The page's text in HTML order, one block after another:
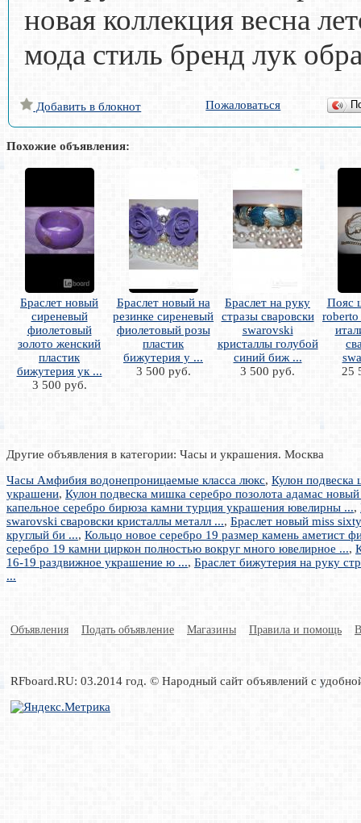
новая коллекция весна
мода стиль бренд лук
Добавить в блокнот Пожаловаться
Похожие объявления:
Браслет новый
сиреневый
фиолетовый
золото женский
пластик
бижутерия ук ...
3 500 руб.
Браслет новый на
резинке сиреневый
фиолетовый розы
пластик
бижутерия у ...
3 500 руб.
Браслет на руку
стразы сваровски
swarovski
кристаллы голубой
синий биж ...
3 500 руб.
Пояс
25
Другие объявления в категории: Часы и украшения. Москва
Часы Амфибия водонепроницаемые класса люкс, Кулон подвеска
украшени, Кулон подвеска мишка серебро позолота адамас
капельное серебро бирюза камни турция украшения ювелирны ...,
swarovski сваровски кристаллы металл ..., Браслет новый miss
круглый би ..., Кольцо новое серебро 19 размер камень аметист
серебро 19 камни циркон полностью вокруг много ювелирное ...,
16-19 раздвижное украшение ю ..., Браслет бижутерия на руку
...
Объявления Подать объявление Магазины Правила и помощь
RFboard.RU: 03.2014 год. © Народный сайт объявлений с